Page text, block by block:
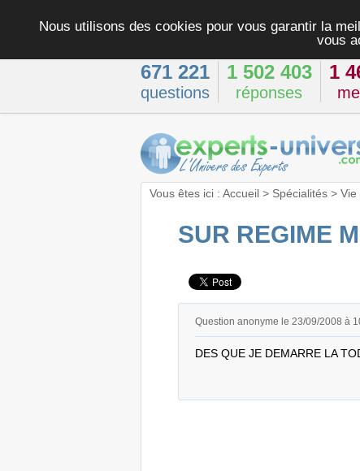
Nous utilisons des cookies pour vous garantir la
vous
671 221
questions
1 502 403
réponses
1
Vous êtes ici : Accueil> Spécialités> Vie
SUR REGIME
Question anonyme le 23/09/2008 à
DES QUE JE DEMARRE LA